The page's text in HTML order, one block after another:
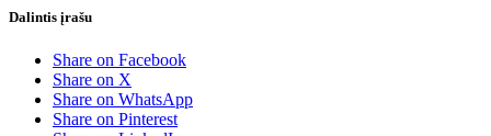
Dalintis įrašu
Share on Facebook
Share on X
Share on WhatsApp
Share on Pinterest